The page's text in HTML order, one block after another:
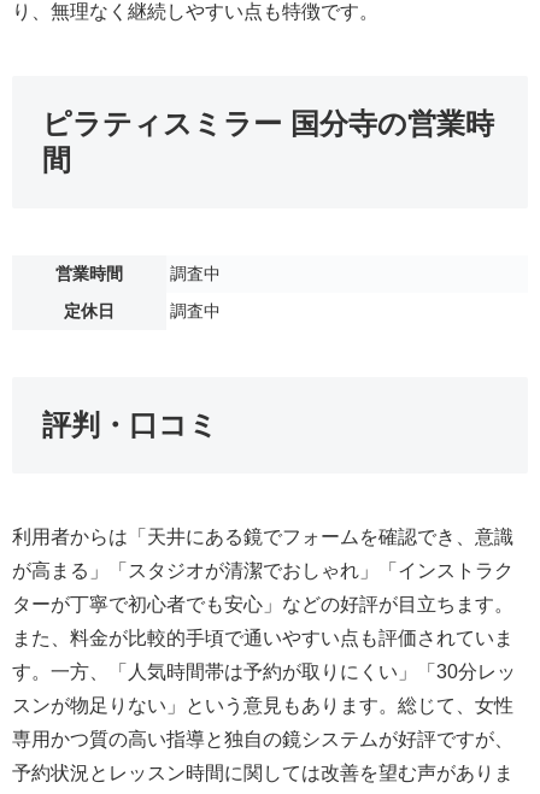
り、無理なく継続しやすい点も特徴です。
ピラティスミラー 国分寺の営業時
間
営業時間
調査中
定休日
調査中
評判・口コミ
利用者からは「天井にある鏡でフォームを確認でき、意識
が高まる」「スタジオが清潔でおしゃれ」「インストラク
ターが丁寧で初心者でも安心」などの好評が目立ちます。
また、料金が比較的手頃で通いやすい点も評価されていま
す。一方、「人気時間帯は予約が取りにくい」「30分レッ
スンが物足りない」という意見もあります。総じて、女性
専用かつ質の高い指導と独自の鏡システムが好評ですが、
予約状況とレッスン時間に関しては改善を望む声がありま